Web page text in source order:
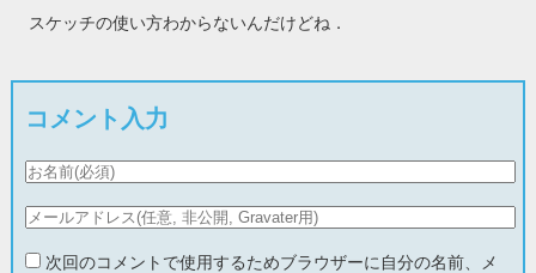
スケッチの使い方わからないんだけどね．
コメント入力
次回のコメントで使用するためブラウザーに自分の名前、メ